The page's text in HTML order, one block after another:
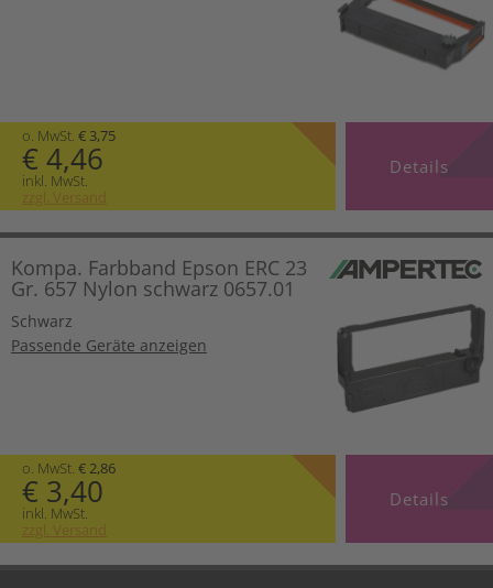
o. MwSt. € 3,75
€ 4,46
inkl. MwSt.
zzgl. Versand
Details
Kompa. Farbband Epson ERC 23
Gr. 657 Nylon schwarz 0657.01
Schwarz
Passende Geräte anzeigen
o. MwSt. € 2,86
€ 3,40
inkl. MwSt.
zzgl. Versand
Details